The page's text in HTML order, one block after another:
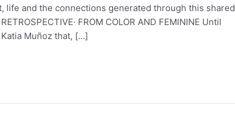
and the connections generated through this shared
FROM COLOR AND FEMININE Until
Muñoz that, […]